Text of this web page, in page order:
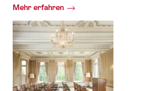
Mehr erfahren